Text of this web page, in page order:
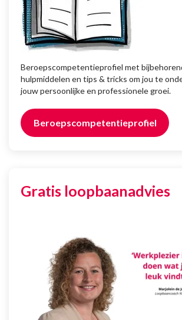
Beroepscompetentieprofiel met
hulpmiddelen en tips & tricks om jou te
jouw persoonlijke en professionele groei.
Beroepscompetentieprofiel
Gratis loopbaanadvies